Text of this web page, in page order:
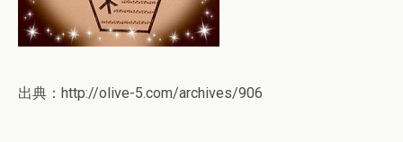
出典：http://olive-5.com/archives/906